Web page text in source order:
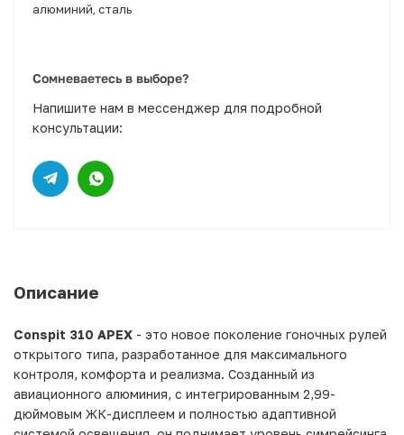
алюминий, сталь
Сомневаетесь в выборе?
Напишите нам в мессенджер для подробной
консультации:
Описание
Conspit 310 APEX - это новое поколение гоночных рулей
открытого типа, разработанное для максимального
контроля, комфорта и реализма. Созданный из
авиационного алюминия, с интегрированным 2,99-
дюймовым ЖК-дисплеем и полностью адаптивной